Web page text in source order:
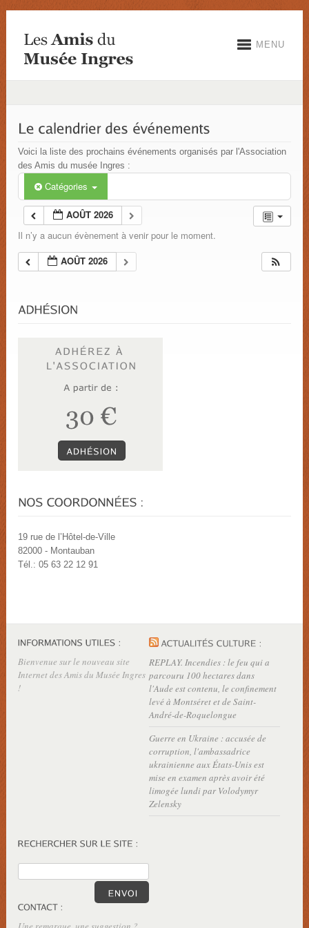
MENU
Voici la liste des prochains événements organisés par l'Association
des Amis du musée Ingres :
Catégories
AOÛT 2026
Il n’y a aucun évènement à venir pour le moment.
AOÛT 2026
19 rue de l’Hôtel-de-Ville
82000 - Montauban
Tél.: 05 63 22 12 91
Bienvenue sur le nouveau site
Internet des Amis du Musée Ingres
!
REPLAY. Incendies : le feu qui a
parcouru 100 hectares dans
l'Aude est contenu, le confinement
levé à Montséret et de Saint-
André-de-Roquelongue
Guerre en Ukraine : accusée de
corruption, l'ambassadrice
ukrainienne aux États-Unis est
mise en examen après avoir été
limogée lundi par Volodymyr
Zelensky